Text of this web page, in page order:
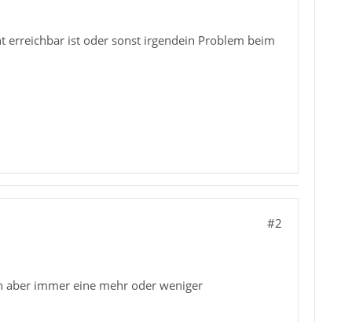
erreichbar ist oder sonst irgendein Problem beim
#2
aber immer eine mehr oder weniger